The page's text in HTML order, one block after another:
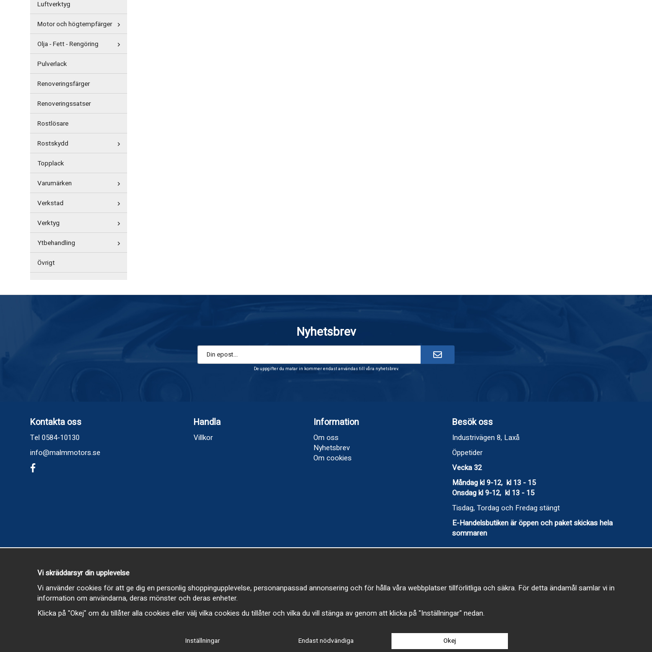
Luftverktyg
Motor och högtempfärger
Olja - Fett - Rengöring
Pulverlack
Renoveringsfärger
Renoveringssatser
Rostlösare
Rostskydd
Topplack
Varumärken
Verkstad
Verktyg
Ytbehandling
Övrigt
Nyhetsbrev
De uppgifter du matar in kommer endast användas till våra nyhetsbrev.
Kontakta oss
Tel 0584-10130
info@malmmotors.se
Handla
Villkor
Information
Om oss
Nyhetsbrev
Om cookies
Besök oss
Industrivägen 8, Laxå
Öppetider
Vecka 32
Måndag kl 9-12, kl 13 - 15
Onsdag kl 9-12, kl 13 - 15
Tisdag, Tordag och Fredag stängt
E-Handelsbutiken är öppen och paket skickas hela
sommaren
Vi skräddarsyr din upplevelse
Vi använder cookies för att ge dig en personlig shoppingupplevelse, personanpassad annonsering och för hålla våra webbplatser tillförlitliga och säkra. För detta ändamål samlar vi in
information om användarna, deras mönster och deras enheter.
Klicka på "Okej" om du tillåter alla cookies eller välj vilka cookies du tillåter och vilka du vill stänga av genom att klicka på "Inställningar" nedan.
Inställningar Endast nödvändiga Okej